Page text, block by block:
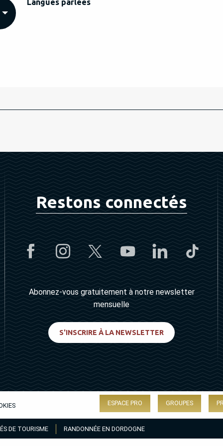
DE TOURISME RANDONNÉE EN DORDOGNE
Langues parlées
Langues parlées
Restons connectés
Abonnez-vous gratuitement à notre newsletter
mensuelle
S'INSCRIRE À LA NEWSLETTER
ESPACE PRO GROUPES